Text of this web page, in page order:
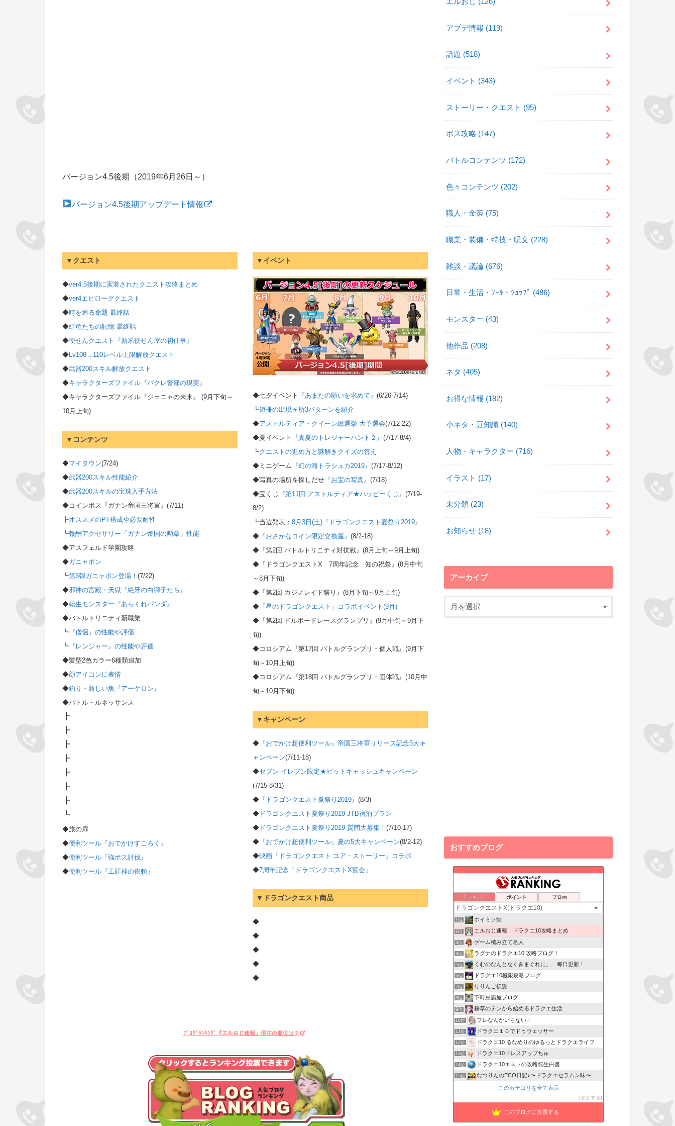
バージョン4.5後期（2019年6月26日～）
バージョン4.5後期アップデート情報
▼クエスト
◆ver4.5後期に実装されたクエスト攻略まとめ
◆ver4エピローグクエスト
◆時を巡る命題 最終話
◆紅竜たちの記憶 最終話
◆便せんクエスト『新米便せん屋の初仕事』
◆Lv108→110レベル上限解放クエスト
◆武器200スキル解放クエスト
◆キャラクターズファイル『パクレ警部の現実』
◆キャラクターズファイル『ジェニャの未来』 (9月下旬～
10月上旬)
▼コンテンツ
◆マイタウン(7/24)
◆武器200スキル性能紹介
◆武器200スキルの宝珠入手方法
◆コインボス『ガナン帝国三将軍』(7/11)
┣オススメのPT構成や必要耐性
┗報酬アクセサリー「ガナン帝国の勲章」性能
◆アスフェルド学園攻略
◆ガニャポン
┗第3弾ガニャポン登場！ (7/22)
◆邪神の宮殿・天獄『絶牙の白獅子たち』
◆転生モンスター『あらくれパンダ』
◆バトルトリニティ新職業
┗ 『僧侶』の性能や評価
┗ 『レンジャー』の性能や評価
◆髪型2色カラー6種類追加
◆顔アイコンに表情
◆釣り・新しい魚『アーケロン』
◆バトル・ルネッサンス
┣
┣
┣
┣
┣
┣
┣
┗
◆旅の扉
◆便利ツール『おでかけすごろく』
◆便利ツール『強ボス討伐』
◆便利ツール『工匠神の依頼』
▼イベント
◆七夕イベント 『あまたの願いを求めて』 (6/26-7/14)
┗短冊の出現ヶ所3パターンを紹介
◆アストルティア・クイーン総選挙 大予選会(7/12-22)
◆夏イベント
『真夏のトレジャーハント２』 (7/17-8/4)
┗クエストの進め方と謎解きクイズの答え
◆ミニゲーム 『幻の海トラシュカ2019』 (7/17-8/12)
◆写真の場所を探しだせ 『お宝の写真』 (7/18)
◆宝くじ
『第11回 アストルティア★ハッピーくじ』 (7/19-
8/2)
┗当選発表： 8月3日(土)『ドラゴンクエスト夏祭り2019』
◆ 『おさかなコイン限定交換屋』 (8/2-18)
◆『第2回 バトルトリニティ対抗戦』(8月上旬～9月上旬)
◆『ドラゴンクエストX 7周年記念 知の祝祭』(8月中旬
～8月下旬)
◆『第2回 カジノレイド祭り』(8月下旬～9月上旬)
◆ 「星のドラゴンクエスト」コラボイベント(9月)
◆『第2回 ドルボードレースグランプリ』(9月中旬～9月下
旬)
◆コロシアム『第17回 バトルグランプリ・個人戦』(9月下
旬～10月上旬)
◆コロシアム『第18回 バトルグランプリ・団体戦』(10月中
旬～10月下旬)
▼キャンペーン
◆ 『おでかけ超便利ツール』帝国三将軍リリース記念5大キ
ャンペーン(7/11-18)
◆セブン-イレブン限定★ビットキャッシュキャンペーン
(7/15-8/31)
◆ 『ドラゴンクエスト夏祭り2019』 (8/3)
◆ ドラゴンクエスト夏祭り2019 JTB宿泊プラン
◆ ドラゴンクエスト夏祭り2019 質問大募集！ (7/10-17)
◆ 『おでかけ超便利ツール』夏の5大キャンペーン(8/2-12)
◆映画『ドラゴンクエスト ユア・ストーリー』コラボ
◆7周年記念「ドラゴンクエストX覧会」
▼ドラゴンクエスト商品
◆
◆
◆
◆
◆
ﾌﾞﾛｸﾞﾗﾝｷﾝｸﾞ『エルおじ速報』現在の順位は？
アプデ情報 (119)
話題 (518)
イベント (343)
ストーリー・クエスト (95)
ボス攻略 (147)
バトルコンテンツ (172)
色々コンテンツ (202)
職人・金策 (75)
職業・装備・特技・呪文 (228)
雑談・議論 (676)
日常・生活・ﾂｰﾙ・ｼｮｯﾌﾟ (486)
モンスター (43)
他作品 (208)
ネタ (405)
お得な情報 (182)
小ネタ・豆知識 (140)
人物・キャラクター (716)
イラスト (17)
未分類 (23)
お知らせ (18)
アーカイブ
おすすめブログ
ランキング ポイント ブロ画
1位 ホイミソ堂
2位 エルおじ速報 ドラクエ10攻略まとめ
3位 ゲーム積み立て名人
4位 ラグナのドラクエ10 攻略ブログ！
5位 くむのなんとなくきまぐれに。 毎日更新！
6位 ドラクエ10極限攻略ブログ
7位 りりんご伝説
8位 下町豆腐屋ブログ
9位 桜草のテンから始めるドラクエ生活
10位 フレなんかいらない！
11位 ドラクエ１０でドゥウェッサー
12位 ドラクエ10 るなめりのゆるっとドラクエライフ
13位 ドラクエ10ドレスアップちゅ
14位 ドラクエ10エストの攻略転生白書
15位 なつりんのECO日記♪〜ドラクエセラムン味〜
このカテゴリを全て表示
参加する
このブログに投票する